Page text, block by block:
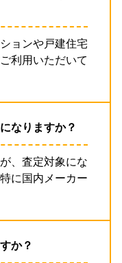
ョンや戸建住宅
利用いただいて
なりますか？
、査定対象にな
に国内メーカー
か？